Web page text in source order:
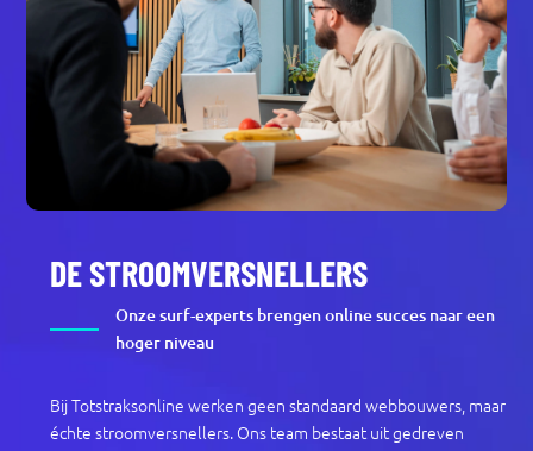
DE STROOMVERSNELLERS
Onze surf-experts brengen online succes naar een
hoger niveau
Bij Totstraksonline werken geen standaard webbouwers, maar
échte stroomversnellers. Ons team bestaat uit gedreven